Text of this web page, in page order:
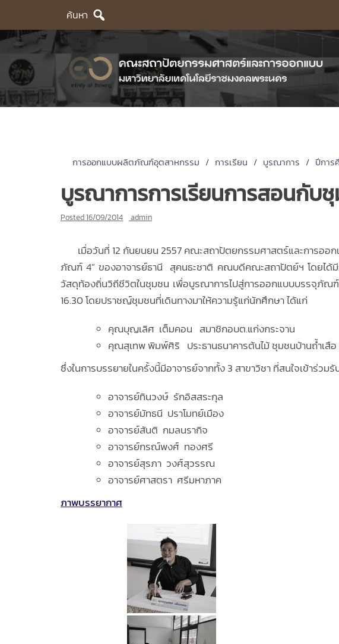
content
ค้นหา
การออกแบบผลิตภัณฑ์อุตสาหกรรม การเรียน บูรณาการ ปีการ
บูรณาการการเรียนการสอนกับ
Posted16/09/2014 admin
เมื่อวันที่ 12 กันยนยน 2557 คณะสถาปัตยกรรมศาสตร์และการออก
ภัณฑ์ 4” ของอาจารย์ธานี สุคนธะชาติ คณบดีคณะสถาปัตย์ฯ โดยได้มี
วัสดุท้องถิ่นวิถีชีวิตในชุมชน เพื่อบูรณาการไปสู่การออกแบบบรรจุภัณ
16.30 โดยปราชญ์ชุมชนที่เดินทางมาให้ความรู้แก่นักศึกษา ได้แก่
คุณบุญเลิศ เต็มคอน สมาชิกอบต.แก่งกระจาน
คุณสุเทพ พิมพ์ศิริ ประธานธนาคารต้นไม้ ชุมชนบ้านถ้ำเสือ
ซึ่งในการบรรยายในครั้งนี้มีอาจารย์จากทั้ง 3 สาขาวิชา ที่สนใจเข้าร่ว
อาจารย์ทินวงษ์ รักอิสสระกุล
อาจารย์มัทธนี ปราโมทย์เมือง
อาจารย์สันติ กมลนรากิจ
อาจารย์กรณ์พงศ์ ทองศรี
อาจารย์สุรภา วงศ์สุวรรณ
อาจารย์ศาสตรา ศรีมหาภาค
ภาพบรรยากาศ